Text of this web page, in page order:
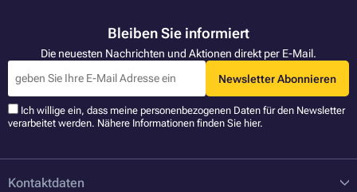
Bleiben Sie informiert
Die neuesten Nachrichten und Aktionen direkt per E-Mail.
Newsletter Abonnieren
Ich willige ein, dass meine personenbezogenen Daten für den Newsletter
verarbeitet werden. Nähere Informationen finden Sie hier.
Kontaktdaten